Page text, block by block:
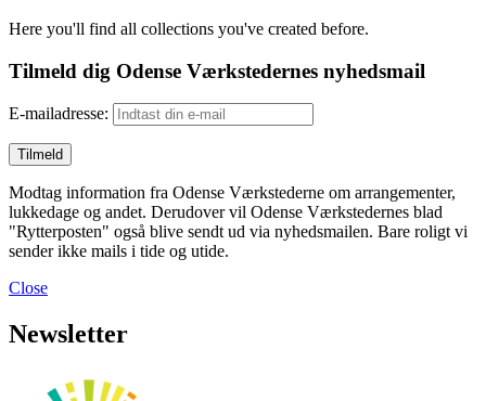
Here you'll find all collections you've created before.
Tilmeld dig Odense Værkstedernes nyhedsmail
E-mailadresse:
Modtag information fra Odense Værkstederne om arrangementer,
lukkedage og andet. Derudover vil Odense Værkstedernes blad
"Rytterposten" også blive sendt ud via nyhedsmailen. Bare roligt vi
sender ikke mails i tide og utide.
Close
Newsletter